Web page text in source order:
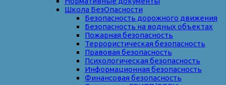
Школа БезОпасности
Безопасность дорожного движения
Безопасность на водных объектах
Пожарная безопасность
Террористическая безопасность
Правовая безопасность
Психологическая безопасность
Информационная безопасность
Финансовая безопасность